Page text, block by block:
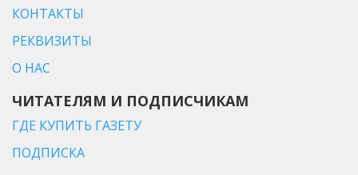
КОНТАКТЫ
РЕКВИЗИТЫ
О НАС
ЧИТАТЕЛЯМ И ПОДПИСЧИКАМ
ГДЕ КУПИТЬ ГАЗЕТУ
ПОДПИСКА